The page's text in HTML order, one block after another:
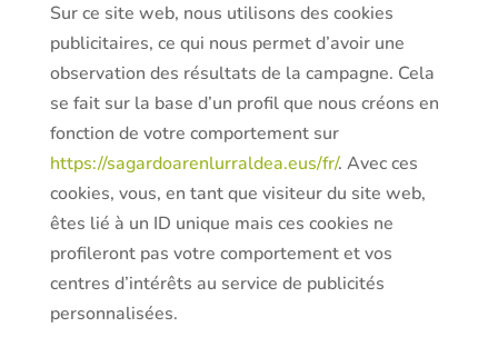
Sur ce site web, nous utilisons des cookies
publicitaires, ce qui nous permet d’avoir une
observation des résultats de la campagne. Cela
se fait sur la base d’un profil que nous créons en
fonction de votre comportement sur
https://sagardoarenlurraldea.eus/fr/. Avec ces
cookies, vous, en tant que visiteur du site web,
êtes lié à un ID unique mais ces cookies ne
profileront pas votre comportement et vos
centres d’intérêts au service de publicités
personnalisées.